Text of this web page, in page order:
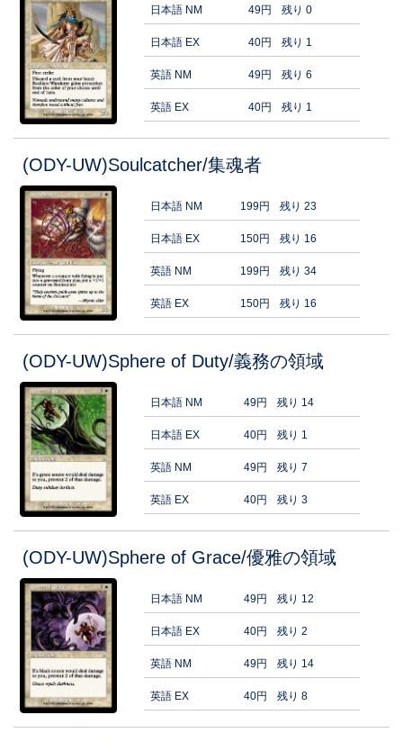
日本語 NM 49円 残り 0
日本語 EX 40円 残り 1
英語 NM 49円 残り 6
英語 EX 40円 残り 1
(ODY-UW)Soulcatcher/集魂者
日本語 NM 199円 残り 23
日本語 EX 150円 残り 16
英語 NM 199円 残り 34
英語 EX 150円 残り 16
(ODY-UW)Sphere of Duty/義務の領域
日本語 NM 49円 残り 14
日本語 EX 40円 残り 1
英語 NM 49円 残り 7
英語 EX 40円 残り 3
(ODY-UW)Sphere of Grace/優雅の領域
日本語 NM 49円 残り 12
日本語 EX 40円 残り 2
英語 NM 49円 残り 14
英語 EX 40円 残り 8